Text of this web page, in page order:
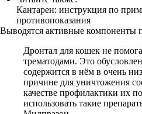
Кантарен: инструкция по
противопоказания
Выводятся активные компоненты
Дронтал для кошек не
трематодами. Это
содержится в нём в очень
причине для уничтожения
качестве профилактики их
использовать такие